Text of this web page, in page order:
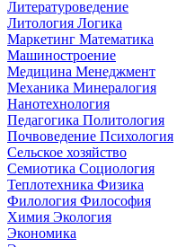
Литературоведение
Литология Логика
Маркетинг Математика
Машиностроение
Медицина Менеджмент
Механика Минералогия
Нанотехнология
Педагогика Политология
Почвоведение Психология
Сельское хозяйство
Семиотика Социология
Теплотехника Физика
Филология Философия
Химия Экология
Экономика